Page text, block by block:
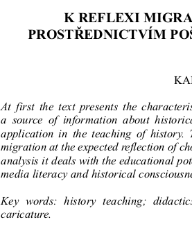
K REFLEXI
PROSTŘEDNICTVÍM
At  first  the  text  presents  the
a source  of  information  about
application  in  the  teaching  of  history.
migration at the expected reflection of
analysis it deals with the educational
media literacy and historical
Key  words:  history  teaching;
caricature.